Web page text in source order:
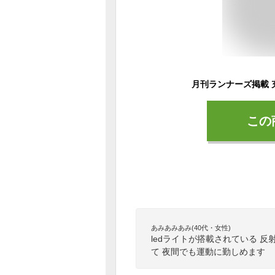
こ
あみあみあみ(40代・女性)
ledライトが搭載されている 反
て 夜間でも運動に勤しめます